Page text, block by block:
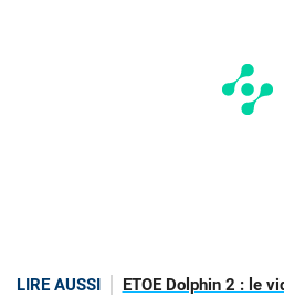
LIRE AUSSI
ETOE Dolphin 2 : le